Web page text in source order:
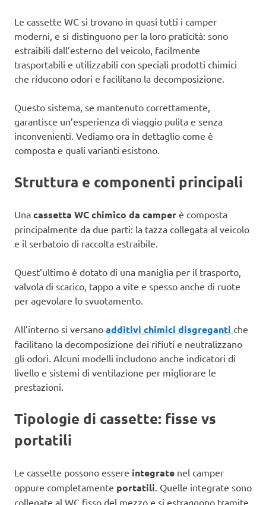
Le cassette WC si trovano in quasi tutti i camper
moderni, e si distinguono per la loro praticità: sono
estraibili dall’esterno del veicolo, facilmente
trasportabili e utilizzabili con speciali prodotti chimici
che riducono odori e facilitano la decomposizione.
Questo sistema, se mantenuto correttamente,
garantisce un’esperienza di viaggio pulita e senza
inconvenienti. Vediamo ora in dettaglio come è
composta e quali varianti esistono.
Struttura e componenti principali
Una cassetta WC chimico da camper è composta
principalmente da due parti: la tazza collegata al veicolo
e il serbatoio di raccolta estraibile.
Quest’ultimo è dotato di una maniglia per il trasporto,
valvola di scarico, tappo a vite e spesso anche di ruote
per agevolare lo svuotamento.
All’interno si versano additivi chimici disgreganti che
facilitano la decomposizione dei rifiuti e neutralizzano
gli odori. Alcuni modelli includono anche indicatori di
livello e sistemi di ventilazione per migliorare le
prestazioni.
Tipologie di cassette: fisse vs
portatili
Le cassette possono essere integrate nel camper
oppure completamente portatili. Quelle integrate sono
collegate al WC fisso del mezzo e si estraggono tramite